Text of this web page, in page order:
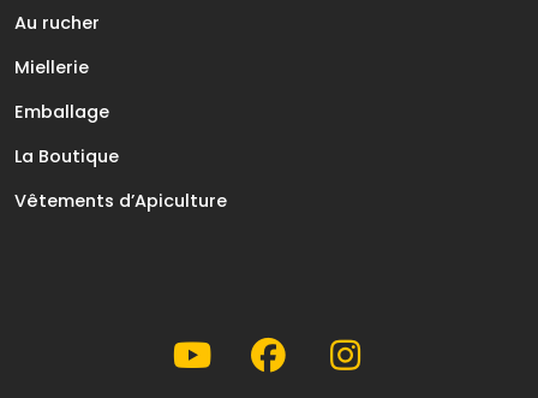
Au rucher
Miellerie
Emballage
La Boutique
Vêtements d’Apiculture